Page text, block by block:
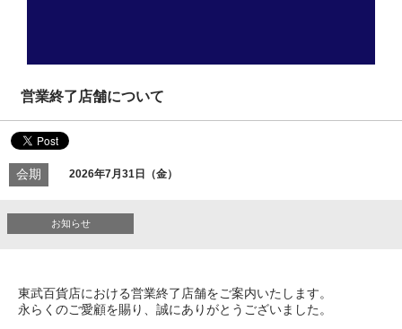
営業終了店舗について
会期 2026年7月31日（金）
お知らせ
東武百貨店における営業終了店舗をご案内いたします。
永らくのご愛顧を賜り、誠にありがとうございました。